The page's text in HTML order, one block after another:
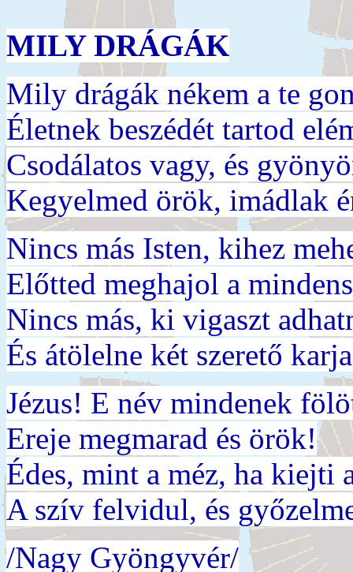
MILY DRÁGÁK
Mily drágák nékem a te
Életnek beszédét tartod
Csodálatos vagy, és
Kegyelmed örök, imádlak
Nincs más Isten, kihez
Előtted meghajol a
Nincs más, ki vigaszt
És átölelne két szerető
Jézus! E név mindenek
Ereje megmarad és örök!
Édes, mint a méz, ha kiejti
A szív felvidul, és
/Nagy Gyöngyvér/